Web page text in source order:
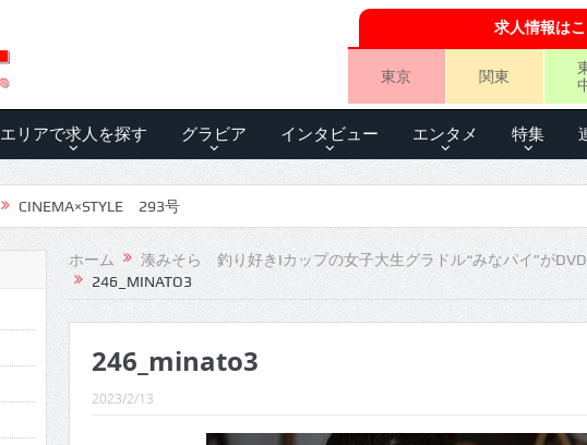
求人情報は
東京 関東
エリアで求人を探す グラビア インタビュー エンタメ 特集
CINEMA×STYLE 293号
CINEMA×STYLE 292号
CINEMA×STYLE 291号
CINEMA×STYLE 290号
CINEMA×STYLE 289号
CINEMA×STYLE 288号
ホーム
湊みそら 釣り好きIカップの女子大生グラドル“みなパイ”が
246_MINATO3
246_minato3
2023/2/13